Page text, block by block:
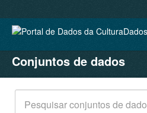
CONJUNTOS DE DADOS
ORGANIZAÇÕES
GRUPOS
Conjuntos de dados